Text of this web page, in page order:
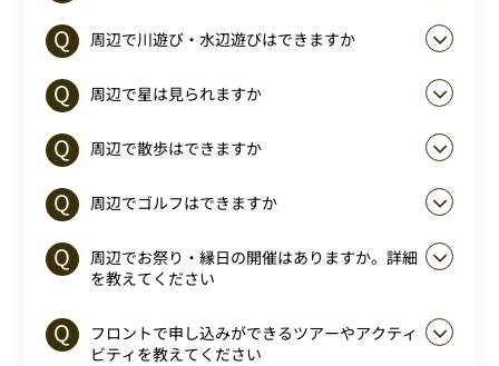
周辺で川遊び・水辺遊びはできますか
周辺で星は見られますか
周辺で散歩はできますか
周辺でゴルフはできますか
周辺でお祭り・縁日の開催はありますか。詳細
を教えてください
フロントで申し込みができるツアーやアクティ
ビティを教えてください